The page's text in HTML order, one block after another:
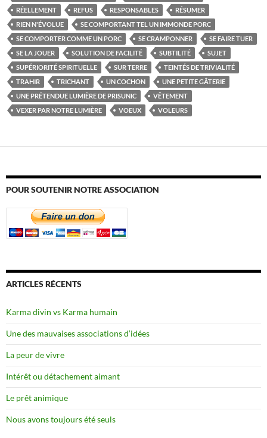
RÉELLEMENT
REFUS RESPONSABLES
RÉSUMER
RIEN N'ÉVOLUE
SE COMPORTANT TEL UN IMMONDE PORC
SE COMPORTER COMME UN PORC
SE CRAMPONNER
SE FAIRE TUER
SE LA JOUER
SOLUTION DE FACILITÉ SUBTILITÉ
SUJET
SUPÉRIORITÉ SPIRITUELLE
SUR TERRE
TEINTÉS DE TRIVIALITÉ
TRAHIR
TRICHANT UN COCHON
UNE PETITE GÂTERIE
UNE PRÉTENDUE LUMIÈRE DE PRISUNIC
VÊTEMENT
VEXER PAR NOTRE LUMIÈRE
VOEUX VOLEURS
POUR SOUTENIR NOTRE ASSOCIATION
ARTICLES RÉCENTS
Karma divin vs Karma humain
Une des mauvaises associations d’idées
La peur de vivre
Intérêt ou détachement aimant
Le prêt animique
Nous avons toujours été seuls